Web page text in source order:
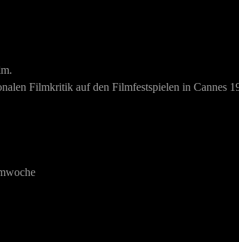
Filmkritik auf den Filmfestspielen in Cannes